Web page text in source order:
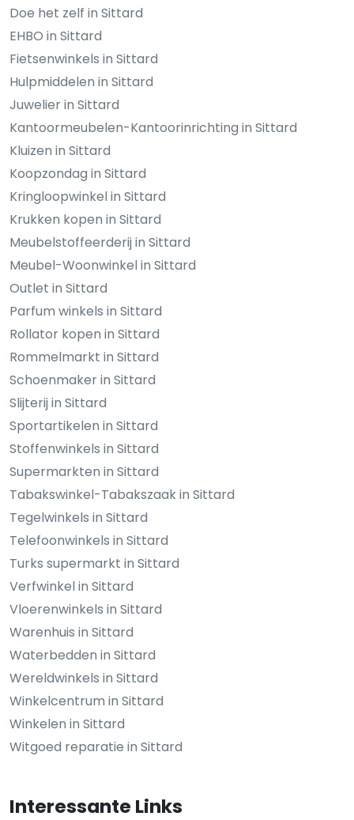
Doe het zelf in Sittard
EHBO in Sittard
Fietsenwinkels in Sittard
Hulpmiddelen in Sittard
Juwelier in Sittard
Kantoormeubelen-Kantoorinrichting in Sittard
Kluizen in Sittard
Koopzondag in Sittard
Kringloopwinkel in Sittard
Krukken kopen in Sittard
Meubelstoffeerderij in Sittard
Meubel-Woonwinkel in Sittard
Outlet in Sittard
Parfum winkels in Sittard
Rollator kopen in Sittard
Rommelmarkt in Sittard
Schoenmaker in Sittard
Slijterij in Sittard
Sportartikelen in Sittard
Stoffenwinkels in Sittard
Supermarkten in Sittard
Tabakswinkel-Tabakszaak in Sittard
Tegelwinkels in Sittard
Telefoonwinkels in Sittard
Turks supermarkt in Sittard
Verfwinkel in Sittard
Vloerenwinkels in Sittard
Warenhuis in Sittard
Waterbedden in Sittard
Wereldwinkels in Sittard
Winkelcentrum in Sittard
Winkelen in Sittard
Witgoed reparatie in Sittard
Interessante Links